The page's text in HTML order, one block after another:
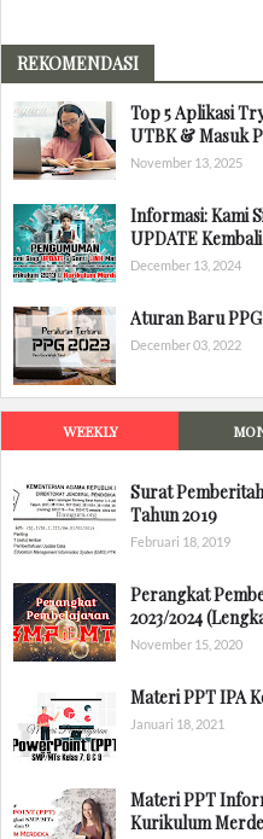
REKOMENDASI
Top 5 Aplikasi
UTBK & Masuk
November 13, 2025
Informasi: Kami
UPDATE Kembali
December 13, 2024
Aturan Baru
December 03, 2022
WEEKLY
Surat
Tahun 2019
Februari 18, 2019
Perangkat
2023/2024
November 15, 2020
Materi PPT IPA
Januari 18, 2021
Materi PPT
Kurikulum